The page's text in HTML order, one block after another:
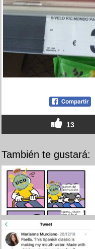
13
También te gustará: